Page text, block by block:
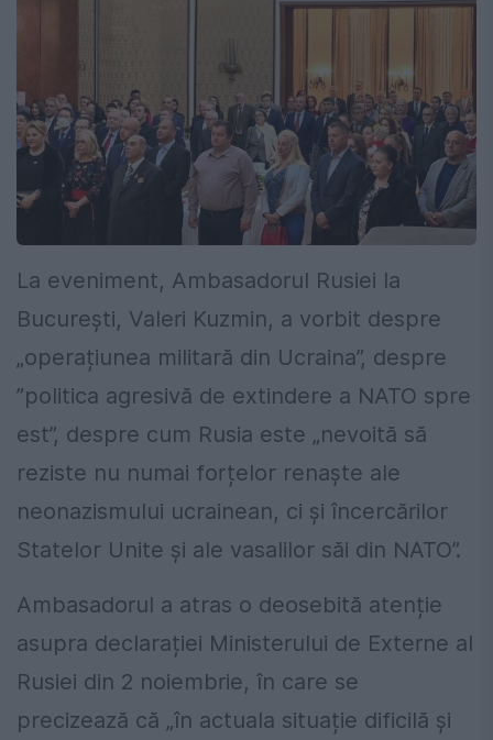
La eveniment, Ambasadorul Rusiei la
București, Valeri Kuzmin, a vorbit despre
„operațiunea militară din Ucraina”, despre
”politica agresivă de extindere a NATO spre
est”, despre cum Rusia este „nevoită să
reziste nu numai forțelor renaște ale
neonazismului ucrainean, ci și încercărilor
Statelor Unite și ale vasalilor săi din NATO”.
Ambasadorul a atras o deosebită atenție
asupra declarației Ministerului de Externe al
Rusiei din 2 noiembrie, în care se
precizează că „în actuala situație dificilă și